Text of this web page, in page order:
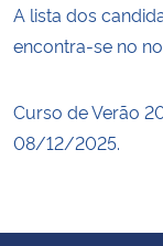
A lista dos
encontra-se no
Curso de Verão
08/12/2025.